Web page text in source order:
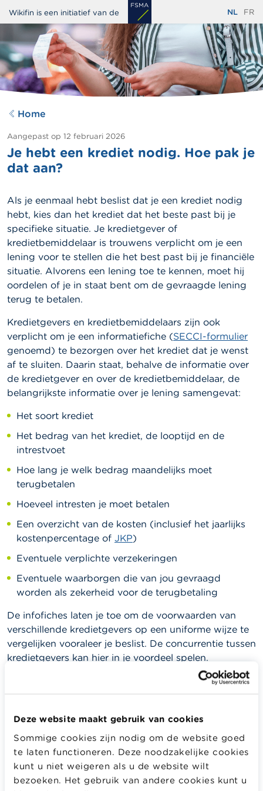
Deze website maakt gebruik van cookies
Sommige cookies zijn nodig om de website goed
te laten functioneren. Deze noodzakelijke cookies
kunt u niet weigeren als u de website wilt
bezoeken. Het gebruik van andere cookies kunt u
Overslaan
en
de
inhoud
gaan
Wikifin is een initiatief van de NL FR
Home
Aangepast op 12 februari 2026
Je hebt een krediet nodig. Hoe pak je
dat aan?
Als je eenmaal hebt beslist dat je een krediet nodig
hebt, kies dan het krediet dat het beste past bij je
specifieke situatie. Je kredietgever of
kredietbemiddelaar is trouwens verplicht om je een
lening voor te stellen die het best past bij je financiële
situatie. Alvorens een lening toe te kennen, moet hij
oordelen of je in staat bent om de gevraagde lening
terug te betalen.
Kredietgevers en kredietbemiddelaars zijn ook
verplicht om je een informatiefiche (SECCI-formulier
genoemd) te bezorgen over het krediet dat je wenst
af te sluiten. Daarin staat, behalve de informatie over
de kredietgever en over de kredietbemiddelaar, de
belangrijkste informatie over je lening samengevat:
Het soort krediet
Het bedrag van het krediet, de looptijd en de
intrestvoet
Hoe lang je welk bedrag maandelijks moet
terugbetalen
Hoeveel intresten je moet betalen
Een overzicht van de kosten (inclusief het jaarlijks
kostenpercentage of JKP)
Eventuele verplichte verzekeringen
Eventuele waarborgen die van jou gevraagd
worden als zekerheid voor de terugbetaling
De infofiches laten je toe om de voorwaarden van
verschillende kredietgevers op een uniforme wijze te
vergelijken vooraleer je beslist. De concurrentie tussen
kredietgevers kan hier in je voordeel spelen.
Heb je echt een lening nodig? Wegen de
kosten ervan op tegen het voordeel om iets
vroeger te kunnen kopen? Misschien zijn er
ook andere, minder dure manieren om je doel
te bereiken.